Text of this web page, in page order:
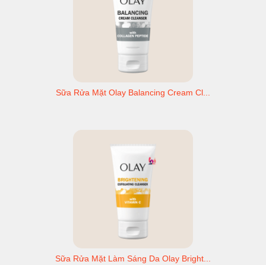
Sữa Rửa Mặt Olay Balancing Cream Cl...
Sữa Rửa Mặt Làm Sáng Da Olay Bright...